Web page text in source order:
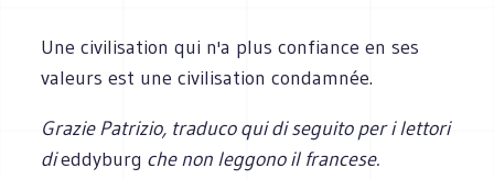
Une civilisation qui n'a plus confiance en ses
valeurs est une civilisation condamnée.
Grazie Patrizio, traduco qui di seguito per i lettori
dieddyburg che non leggono il francese.